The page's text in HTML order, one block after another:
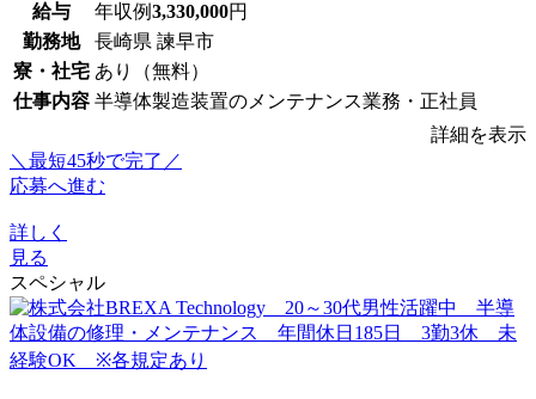
給与 年収例3,330,000円
勤務地
長崎県 諫早市
寮・社宅 あり（無料）
仕事内容 半導体製造装置のメンテナンス業務・正社員
詳細を表示
＼最短45秒で完了／
応募へ進む
詳しく
見る
スペシャル